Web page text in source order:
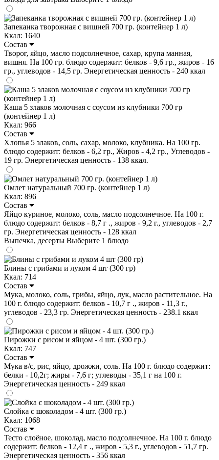
Запеканка творожная с вишней 700 гр. (контейнер 1 л)
Ккал: 1640
Состав
Творог, яйцо, масло подсолнечное, сахар, крупа манная,
вишня. На 100 гр. блюдо содержит: белков - 9,6 гр., жиров - 16
гр., углеводов - 14,5 гр. Энергетическая ценность - 240 ккал
Каша 5 злаков молочная с соусом из клубники 700 гр
(контейнер 1 л)
Ккал: 966
Состав
Хлопья 5 злаков, соль, сахар, молоко, клубника. На 100 гр.
блюдо содержит: белков - 6,2 гр., Жиров - 4,2 гр., Углеводов -
19 гр. Энергетическая ценность - 138 ккал.
Омлет натуральный 700 гр. (контейнер 1 л)
Ккал: 896
Состав
Яйцо куриное, молоко, соль, масло подсолнечное. На 100 г.
блюдо содержит: белков - 8,7 г ., жиров - 9,2 г., углеводов - 2,7
гр. Энергетическая ценность - 128 ккал
Выпечка, десерты Выберите 1 блюдо
Блины с грибами и луком 4 шт (300 гр)
Ккал: 714
Состав
Мука, молоко, соль, грибы, яйцо, лук, масло растительное. На
100 г. блюдо содержит: белков - 10,7 г ., жиров - 11,3 г.,
углеводов - 23,3 гр. Энергетическая ценность - 238.1 ккал
Пирожки с рисом и яйцом - 4 шт. (300 гр.)
Ккал: 747
Состав
Мука в/с, рис, яйцо, дрожжи, соль. На 100 г. блюдо содержит:
белки - 10,2г; жиры - 7,6 г; углеводы - 35,1 г на 100 г.
Энергетическая ценность - 249 ккал
Слойка с шоколадом - 4 шт. (300 гр.)
Ккал: 1068
Состав
Тесто слоёное, шоколад, масло подсолнечное. На 100 г. блюдо
содержит: белков - 12,4 г ., жиров - 5,3 г., углеводов - 51,7 гр.
Энергетическая ценность - 356 ккал